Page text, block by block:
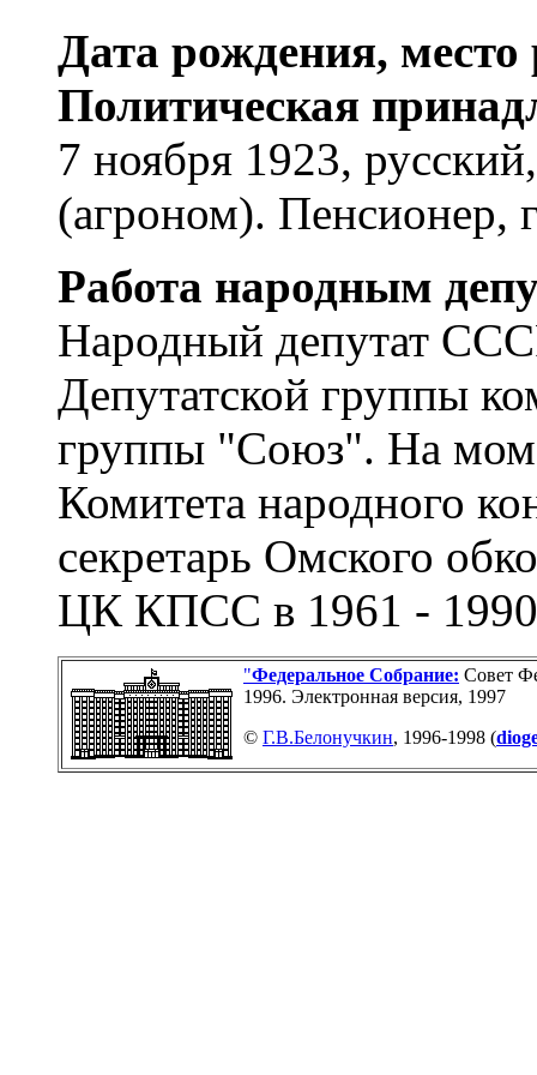
Дата рождения,
Политическая
7 ноября 1923,
(агроном).
Работа народным
Народный депутат
Депутатской группы
группы "Союз". На
Комитета народного
секретарь Омского
ЦК КПСС в 1961 -
"Федеральное Собраниe: Совет
1996. Электронная версия, 1997
© Г.В.Белонучкин, 1996-1998 (